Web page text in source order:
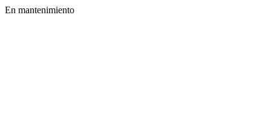
En mantenimiento